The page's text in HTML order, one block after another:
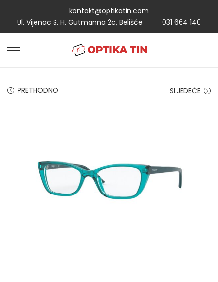
kontakt@optikatin.com
Ul. Vijenac S. H. Gutmanna 2c, Belišće
031 664 140
PRETHODNO SLJEDEĆE